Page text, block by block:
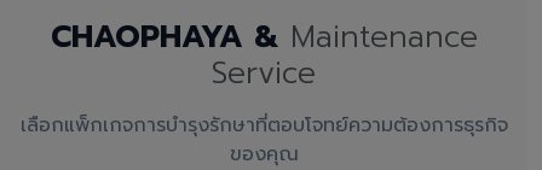
CHAOPHAYA & Maintenance
Service
เลือกแพ็กเกจการบำรุงรักษาที่ตอบโจทย์ความต้องการธุรกิจ
ของคุณ